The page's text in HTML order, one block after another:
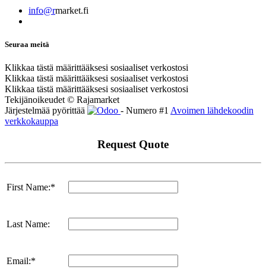
info@rmarket.fi
Seuraa meitä
Klikkaa tästä määrittääksesi sosiaaliset verkostosi
Klikkaa tästä määrittääksesi sosiaaliset verkostosi
Klikkaa tästä määrittääksesi sosiaaliset verkostosi
Tekijänoikeudet © Rajamarket
Järjestelmää pyörittää
- Numero #1 Avoimen lähdekoodin
verkkokauppa
Request Quote
First Name:*
Last Name:
Email:*